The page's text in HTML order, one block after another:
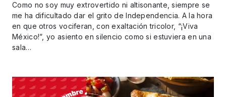
Como no soy muy extrovertido ni altisonante, siempre se
me ha dificultado dar el grito de Independencia. A la hora
en que otros vociferan, con exaltación tricolor, “¡Viva
México!”, yo asiento en silencio como si estuviera en una
sala…